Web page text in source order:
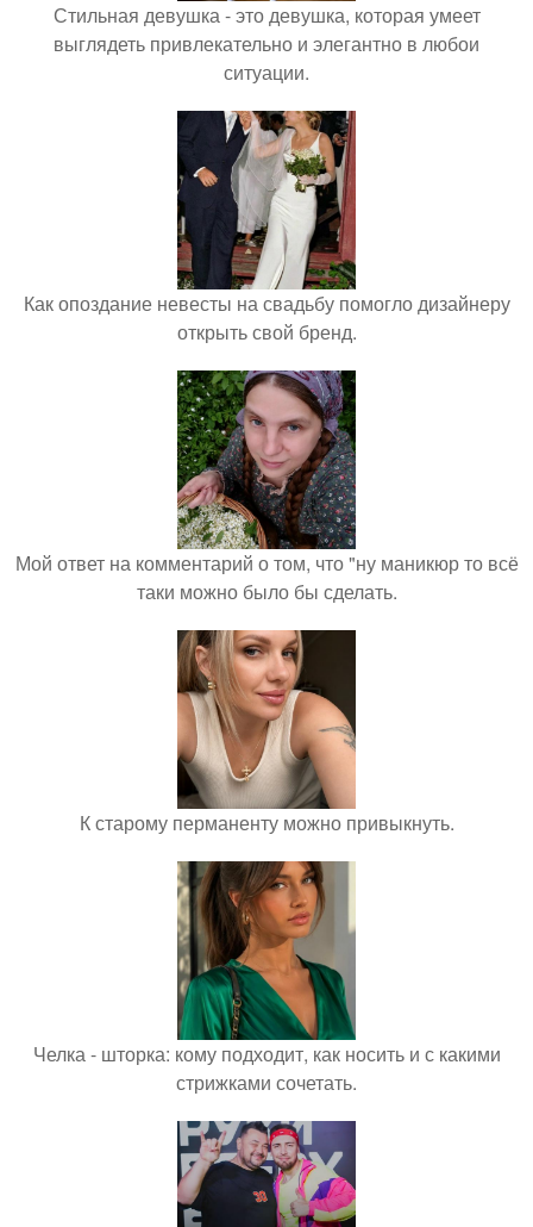
Стильная девушка - это девушка, которая умеет
выглядеть привлекательно и элегантно в любои
ситуации.
Как опоздание невесты на свадьбу помогло дизайнеру
открыть свой бренд.
Мой ответ на комментарий о том, что "ну маникюр то всё
таки можно было бы сделать.
К старому перманенту можно привыкнуть.
Челка - шторка: кому подходит, как носить и с какими
стрижками сочетать.